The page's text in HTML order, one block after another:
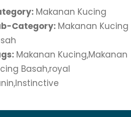
Makanan Kucing
Category: Makanan Kucing
Makanan Kucing,Makanan
Basah,royal